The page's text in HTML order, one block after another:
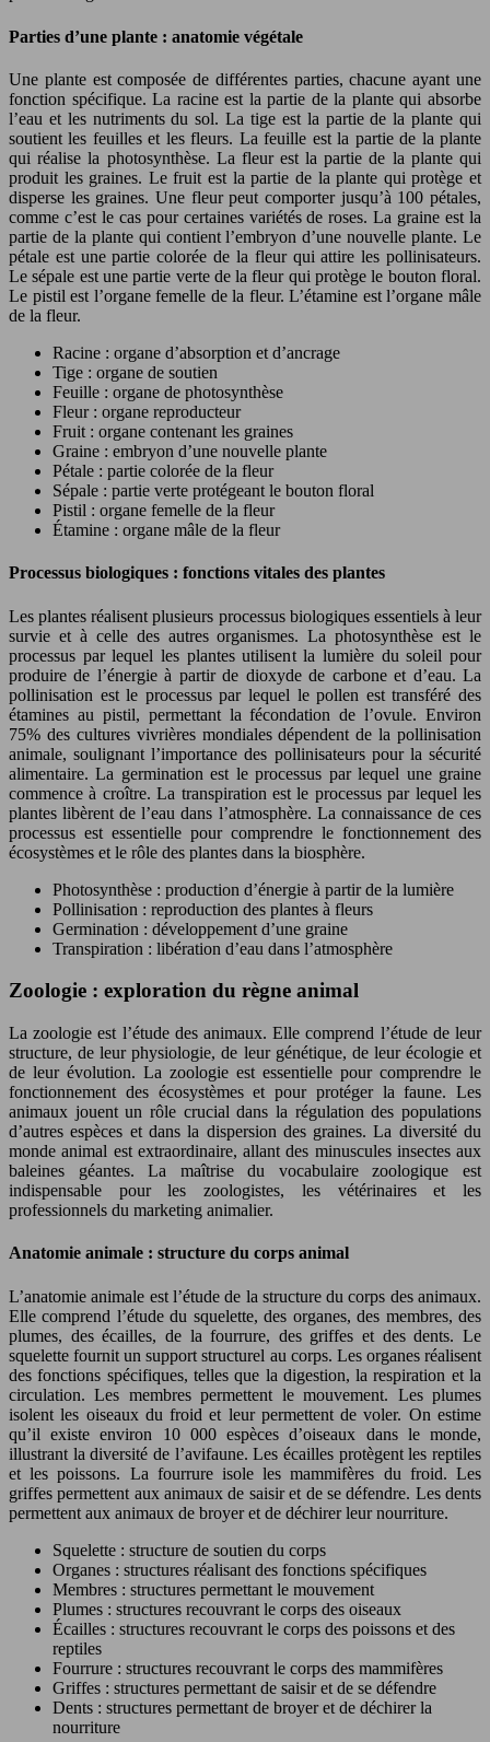
Parties d’une plante : anatomie végétale
Une plante est composée de différentes parties, chacune ayant une
fonction spécifique. La racine est la partie de la plante qui absorbe
l’eau et les nutriments du sol. La tige est la partie de la plante qui
soutient les feuilles et les fleurs. La feuille est la partie de la plante
qui réalise la photosynthèse. La fleur est la partie de la plante qui
produit les graines. Le fruit est la partie de la plante qui protège et
disperse les graines. Une fleur peut comporter jusqu’à 100 pétales,
comme c’est le cas pour certaines variétés de roses. La graine est la
partie de la plante qui contient l’embryon d’une nouvelle plante. Le
pétale est une partie colorée de la fleur qui attire les pollinisateurs.
Le sépale est une partie verte de la fleur qui protège le bouton floral.
Le pistil est l’organe femelle de la fleur. L’étamine est l’organe mâle
de la fleur.
Racine : organe d’absorption et d’ancrage
Tige : organe de soutien
Feuille : organe de photosynthèse
Fleur : organe reproducteur
Fruit : organe contenant les graines
Graine : embryon d’une nouvelle plante
Pétale : partie colorée de la fleur
Sépale : partie verte protégeant le bouton floral
Pistil : organe femelle de la fleur
Étamine : organe mâle de la fleur
Processus biologiques : fonctions vitales des plantes
Les plantes réalisent plusieurs processus biologiques essentiels à leur
survie et à celle des autres organismes. La photosynthèse est le
processus par lequel les plantes utilisent la lumière du soleil pour
produire de l’énergie à partir de dioxyde de carbone et d’eau. La
pollinisation est le processus par lequel le pollen est transféré des
étamines au pistil, permettant la fécondation de l’ovule. Environ
75% des cultures vivrières mondiales dépendent de la pollinisation
animale, soulignant l’importance des pollinisateurs pour la sécurité
alimentaire. La germination est le processus par lequel une graine
commence à croître. La transpiration est le processus par lequel les
plantes libèrent de l’eau dans l’atmosphère. La connaissance de ces
processus est essentielle pour comprendre le fonctionnement des
écosystèmes et le rôle des plantes dans la biosphère.
Photosynthèse : production d’énergie à partir de la lumière
Pollinisation : reproduction des plantes à fleurs
Germination : développement d’une graine
Transpiration : libération d’eau dans l’atmosphère
Zoologie : exploration du règne animal
La zoologie est l’étude des animaux. Elle comprend l’étude de leur
structure, de leur physiologie, de leur génétique, de leur écologie et
de leur évolution. La zoologie est essentielle pour comprendre le
fonctionnement des écosystèmes et pour protéger la faune. Les
animaux jouent un rôle crucial dans la régulation des populations
d’autres espèces et dans la dispersion des graines. La diversité du
monde animal est extraordinaire, allant des minuscules insectes aux
baleines géantes. La maîtrise du vocabulaire zoologique est
indispensable pour les zoologistes, les vétérinaires et les
professionnels du marketing animalier.
Anatomie animale : structure du corps animal
L’anatomie animale est l’étude de la structure du corps des animaux.
Elle comprend l’étude du squelette, des organes, des membres, des
plumes, des écailles, de la fourrure, des griffes et des dents. Le
squelette fournit un support structurel au corps. Les organes réalisent
des fonctions spécifiques, telles que la digestion, la respiration et la
circulation. Les membres permettent le mouvement. Les plumes
isolent les oiseaux du froid et leur permettent de voler. On estime
qu’il existe environ 10 000 espèces d’oiseaux dans le monde,
illustrant la diversité de l’avifaune. Les écailles protègent les reptiles
et les poissons. La fourrure isole les mammifères du froid. Les
griffes permettent aux animaux de saisir et de se défendre. Les dents
permettent aux animaux de broyer et de déchirer leur nourriture.
Squelette : structure de soutien du corps
Organes : structures réalisant des fonctions spécifiques
Membres : structures permettant le mouvement
Plumes : structures recouvrant le corps des oiseaux
Écailles : structures recouvrant le corps des poissons et des
reptiles
Fourrure : structures recouvrant le corps des mammifères
Griffes : structures permettant de saisir et de se défendre
Dents : structures permettant de broyer et de déchirer la
nourriture